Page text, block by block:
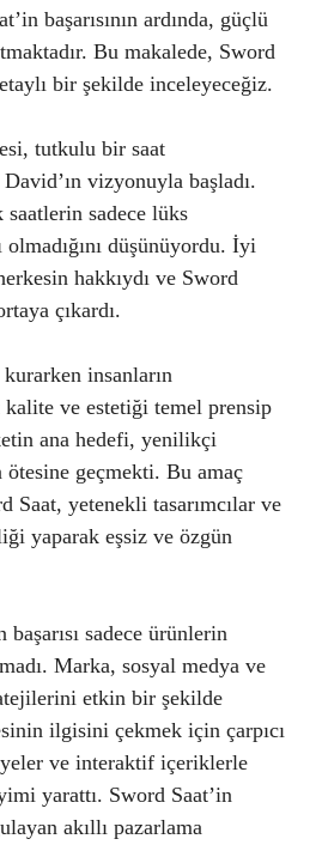
başarısının ardında, güçlü
Bu makalede, Sword
bir şekilde inceleyeceğiz.
tutkulu bir saat
vizyonuyla başladı.
sadece lüks
olmadığını düşünüyordu. İyi
hakkıydı ve Sword
çıkardı.
insanların
ve estetiği temel prensip
ana hedefi, yenilikçi
ötesine geçmekti. Bu amaç
Saat, yetenekli tasarımcılar ve
yaparak eşsiz ve özgün
sadece ürünlerin
Marka, sosyal medya ve
etkin bir şekilde
ilgisini çekmek için çarpıcı
ve interaktif içeriklerle
yarattı. Sword Saat’in
akıllı pazarlama